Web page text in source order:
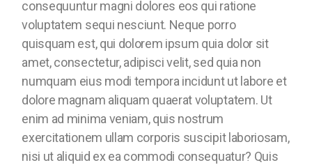
consequuntur magni dolores eos qui ratione
voluptatem sequi nesciunt. Neque porro
quisquam est, qui dolorem ipsum quia dolor sit
amet, consectetur, adipisci velit, sed quia non
numquam eius modi tempora incidunt ut labore et
dolore magnam aliquam quaerat voluptatem. Ut
enim ad minima veniam, quis nostrum
exercitationem ullam corporis suscipit laboriosam,
nisi ut aliquid ex ea commodi consequatur? Quis